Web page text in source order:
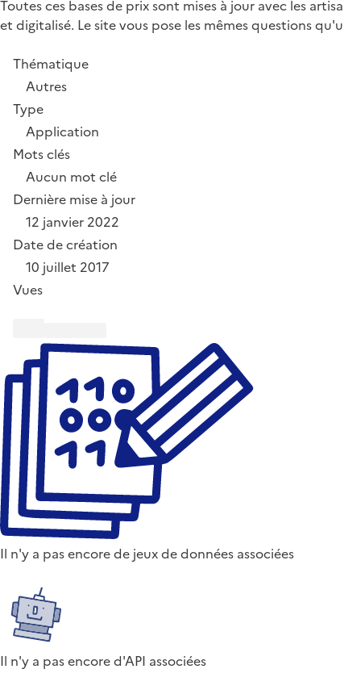
Toutes ces bases de prix sont mises à jour avec les
et digitalisé. Le site vous pose les mêmes questions
Thématique
Autres
Type
Application
Mots clés
Aucun mot clé
Dernière mise à jour
12 janvier 2022
Date de création
10 juillet 2017
Vues
Il n'y a pas encore de jeux de données associées
Il n'y a pas encore d'API associées